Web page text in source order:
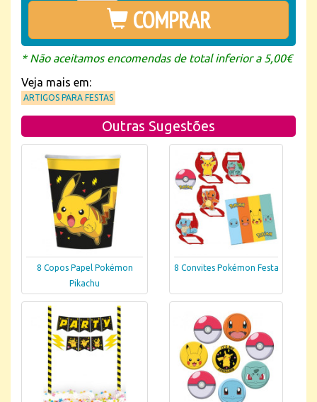
COMPRAR
* Não aceitamos encomendas de total inferior a 5,00€
Veja mais em:
ARTIGOS PARA FESTAS
Outras Sugestões
8 Copos Papel Pokémon
Pikachu
8 Convites Pokémon Festa